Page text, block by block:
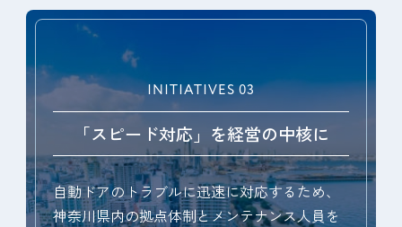
INITIATIVES 03
「スピード対応」を経営の中核に
自動ドアのトラブルに迅速に対応するため、
神奈川県内の拠点体制とメンテナンス人員を